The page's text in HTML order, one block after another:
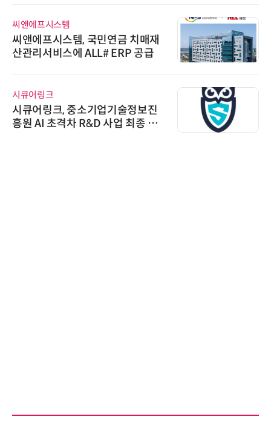
씨앤에프시스템
씨앤에프시스템, 국민연금 치매재
산관리서비스에 ALL# ERP 공급
시큐어링크
시큐어링크, 중소기업기술정보진
흥원 AI 초격차 R&D 사업 최종 선